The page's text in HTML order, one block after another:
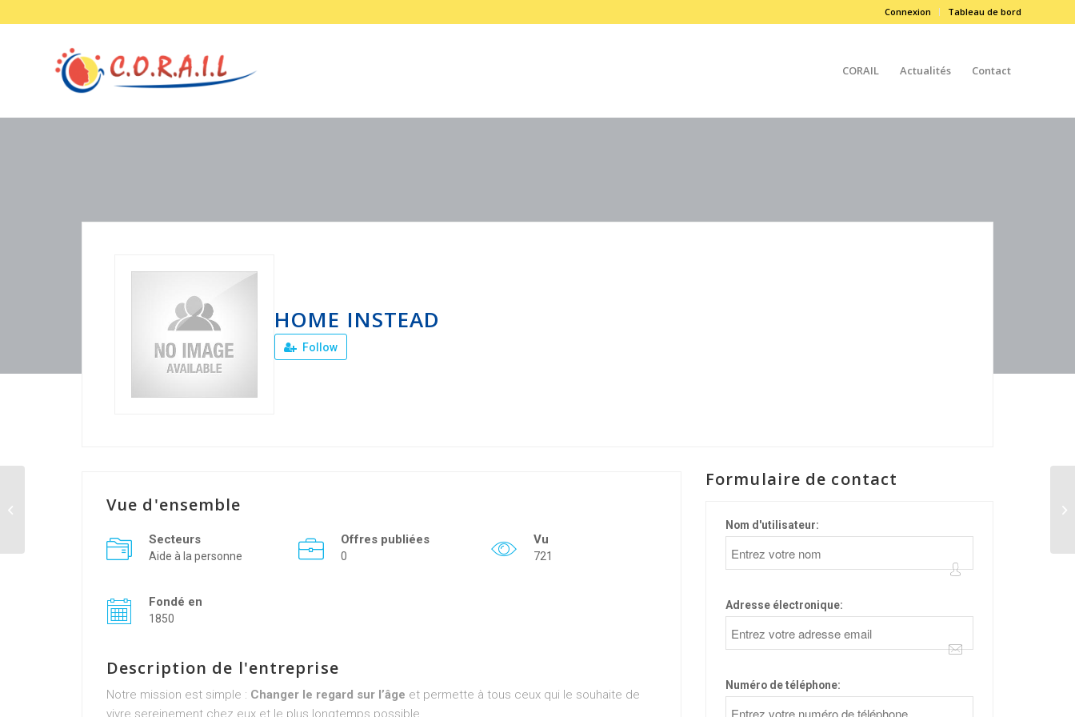
Connexion Tableau de bord
CORAIL Actualités Contact
HOME INSTEAD
Follow
Vue d'ensemble
Secteurs
Aide à la personne
Offres publiées
0
Vu
721
Fondé en
1850
Description de l'entreprise
Notre mission est simple : Changer le regard sur l’âge et permette à tous ceux qui le souhaite de
vivre sereinement chez eux et le plus longtemps possible.
Formulaire de contact
Nom d'utilisateur:
Adresse électronique:
Numéro de téléphone: